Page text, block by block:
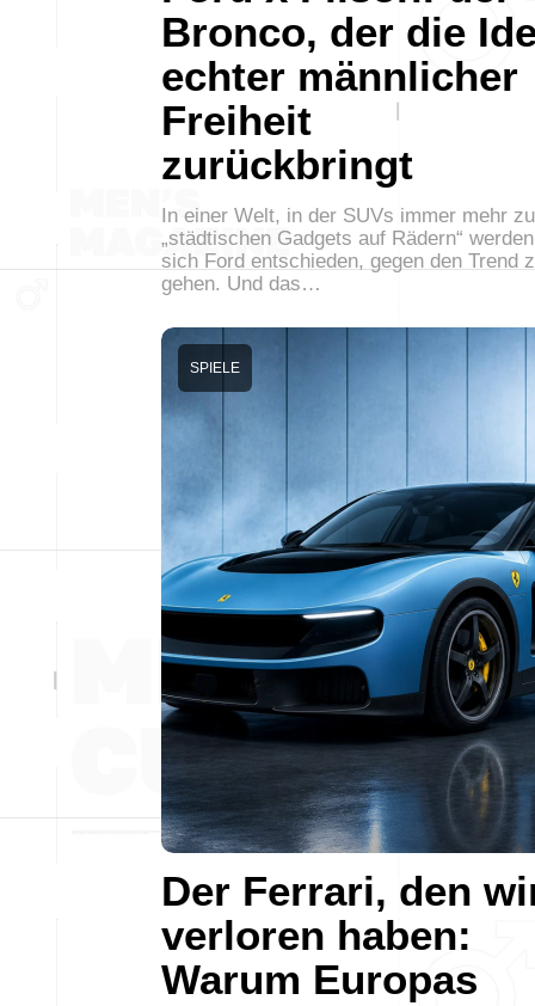
Bronco, der die
echter männlicher
Freiheit
zurückbringt
In einer Welt, in der SUVs immer mehr zu
„städtischen Gadgets auf Rädern“
sich Ford entschieden, gegen den Trend
gehen. Und das…
Der Ferrari, den
verloren haben:
Warum Europas
SPIELE